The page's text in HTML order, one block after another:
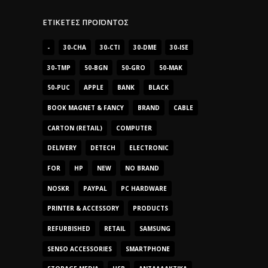
ΕΤΙΚΈΤΕΣ ΠΡΟΪΌΝΤΟΣ
- 30-CHA 30-CTI 30-DME 30-ISE
30-TMP 50-BGN 50-GRO 50-MAK
50-PUC APPLE BANK BLACK
BOOK MAGNET & FANCY BRAND CABLE
CARTON (RETAIL) COMPUTER
DELIVERY DETECH ELECTRONIC
FOR HP NEW NO BRAND
NOSKR PAYPAL PC HARDWARE
PRINTER & ACCESSORY PRODUCTS
REFURBISHED RETAIL SAMSUNG
SENSO ACCESSORIES SMARTPHONE